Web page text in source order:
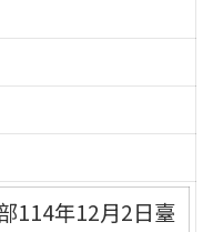
114年12月2日臺